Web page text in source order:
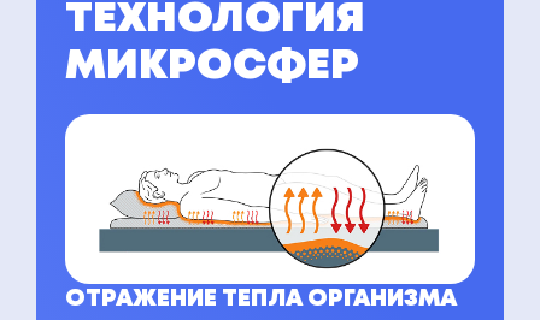
ТЕХНОЛОГИЯ
МИКРОСФЕР
ОТРАЖЕНИЕ ТЕПЛА ОРГАНИЗМА